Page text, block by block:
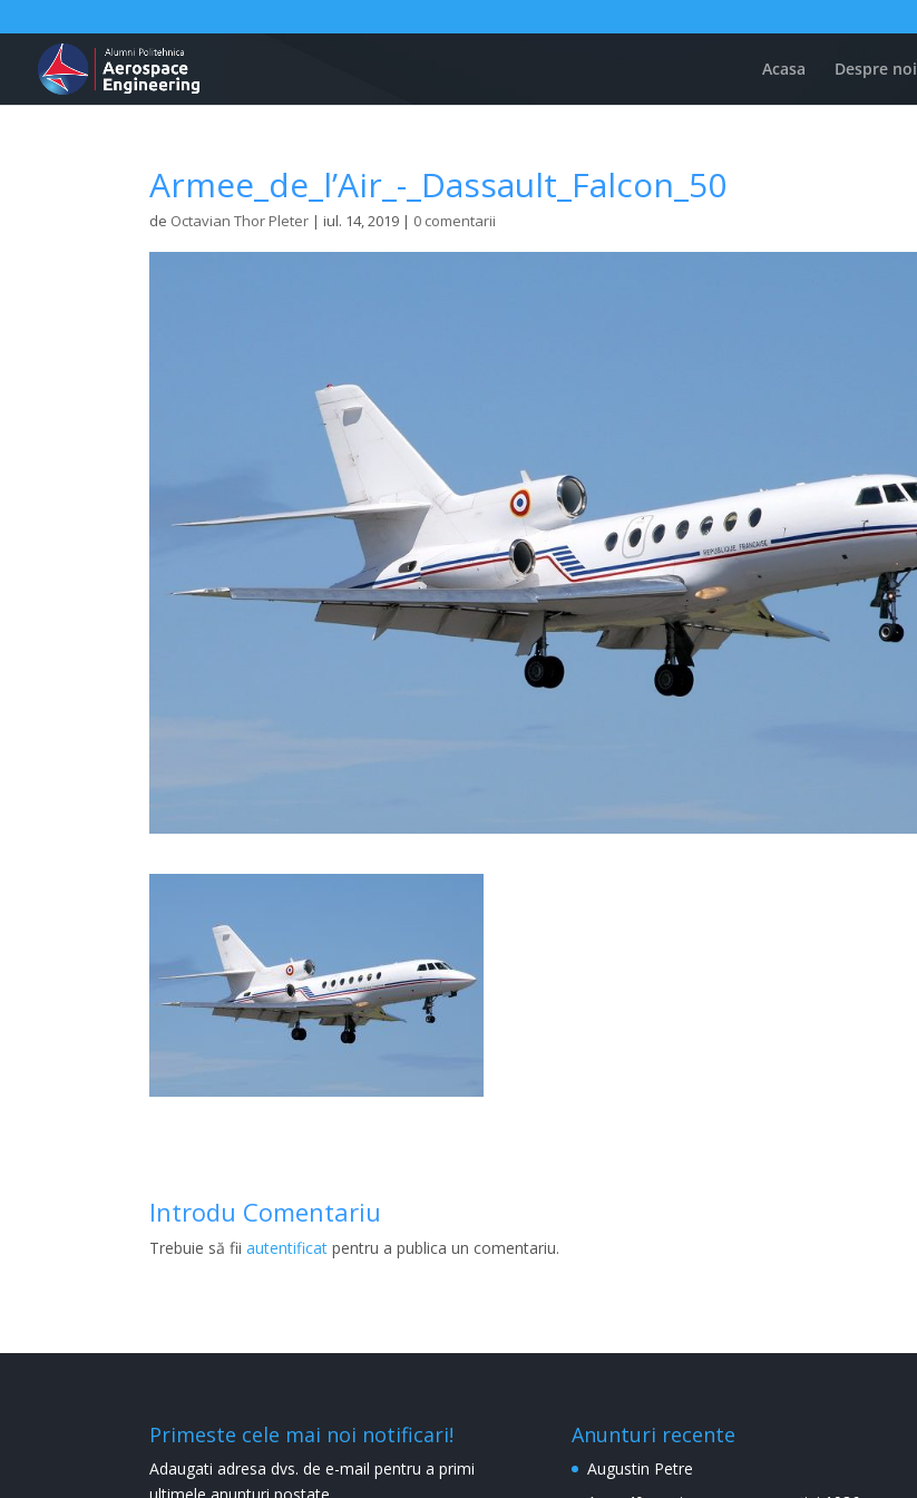
Acasa Despre noi
Armee_de_l’Air_-_Dassault_Falcon_50
de Octavian Thor Pleter |iul. 14, 2019 | 0 comentarii
Introdu Comentariu
Trebuie să fiiautentificat pentru a publica un comentariu.
Primeste cele mai noi notificari!
Adaugati adresa dvs. de e-mail pentru a primi
Anunturi recente
Augustin Petre